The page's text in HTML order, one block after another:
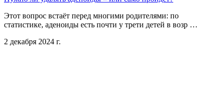
Этот вопрос встаёт перед многими родителями: по
статистике, аденоиды есть почти у трети детей в возр …
2 декабря 2024 г.